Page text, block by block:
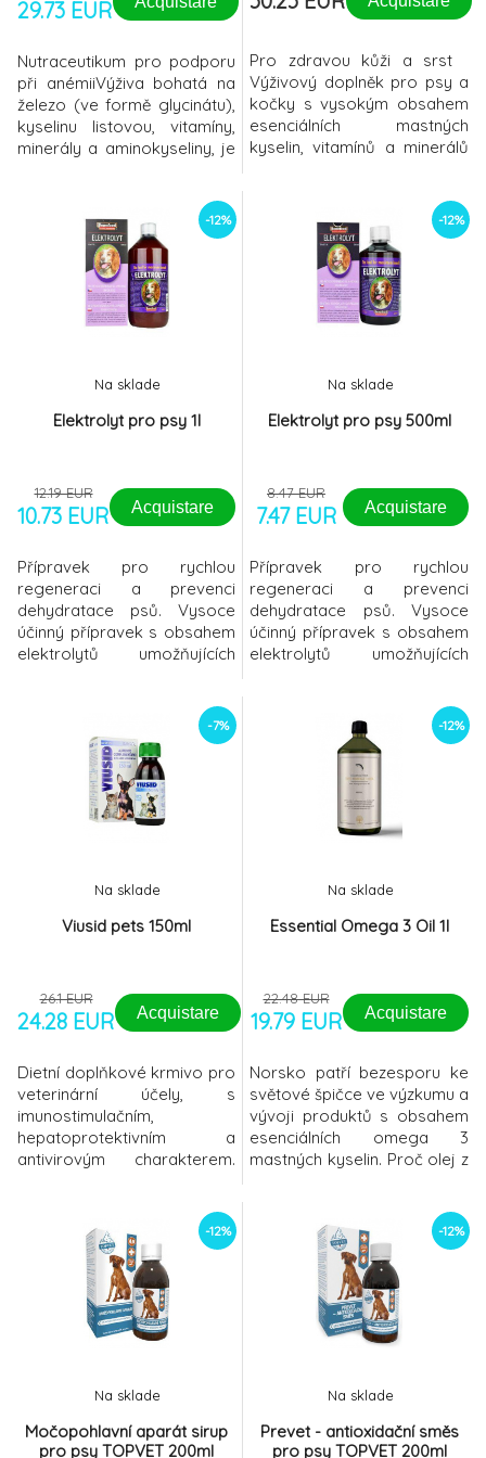
29.73 EUR
Nutraceutikum pro podporu
při anémiiVýživa bohatá na
železo (ve formě glycinátu),
kyselinu listovou, vitamíny,
minerály a aminokyseliny, je
Podporuje tvorbu
hemoglobinu. Složení v 1 ml
přípravku WeHemo Oral
Liquid: Vitamín B1 3 mg
Vitamín B2 3 mg Niacin
Pro zdravou kůži a srst
Výživový doplněk pro psy a
kočky s vysokým obsahem
esenciálních mastných
kyselin, vitamínů a minerálů
dermatózy, svědění,
vypadávání chlupů nebo
jakéhokoliv jiného
dermatologického projevu
alergie. WeDerm ® zaručuje
synergický účinek s
-12%
Elektrolyt pro psy 1l
Na sklade
12.19 EUR
10.73 EUR Acquistare
Přípravek pro rychlou
regeneraci a prevenci
dehydratace psů. Vysoce
účinný přípravek s obsahem
elektrolytů umožňujících
snadno využitelných
uhlohydrátů. Má přímý vliv na
rozložení tekutin v těle a
přenos elektronáboje ve
svalech a tím i rychlou
regeneraci. Při zátěži brání
-12%
Elektrolyt pro psy 500ml
Na sklade
8.47 EUR
7.47 EUR Acquistare
Přípravek pro rychlou
regeneraci a prevenci
dehydratace psů. Vysoce
účinný přípravek s obsahem
elektrolytů umožňujících
snadno využitelných
uhlohydrátů. Má přímý vliv na
rozložení tekutin v těle a
přenos elektronáboje ve
svalech a tím i rychlou
regeneraci. Při zátěži brání
-7%
Viusid pets 150ml
Na sklade
26.1 EUR
24.28 EUR Acquistare
Dietní doplňkové krmivo pro
veterinární účely, s
imunostimulačním,
hepatoprotektivním a
antivirovým charakterem.
antioxidantů, vitamínů,
stopových prvků a extraktu
z kořene lékořice (kyselina
glycyrrhizinová), která má
protivirový efekt. Je
speciálně vyvinut pro
-12%
Essential Omega 3 Oil 1l
Na sklade
22.48 EUR
19.79 EUR Acquistare
Norsko patří bezesporu ke
světové špičce ve výzkumu a
vývoji produktů s obsahem
esenciálních omega 3
mastných kyselin. Proč olej z
považuje za nejčistší rybu s
velmi krátkou životností a
proto jeho ma
-12%
Močopohlavní aparát sirup
pro psy TOPVET 200ml
Na sklade
-12%
Prevet - antioxidační směs
pro psy TOPVET 200ml
Na sklade